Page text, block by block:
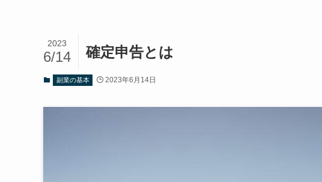
確定申告とは
2023
6/14
副業の基本 2023年6月14日